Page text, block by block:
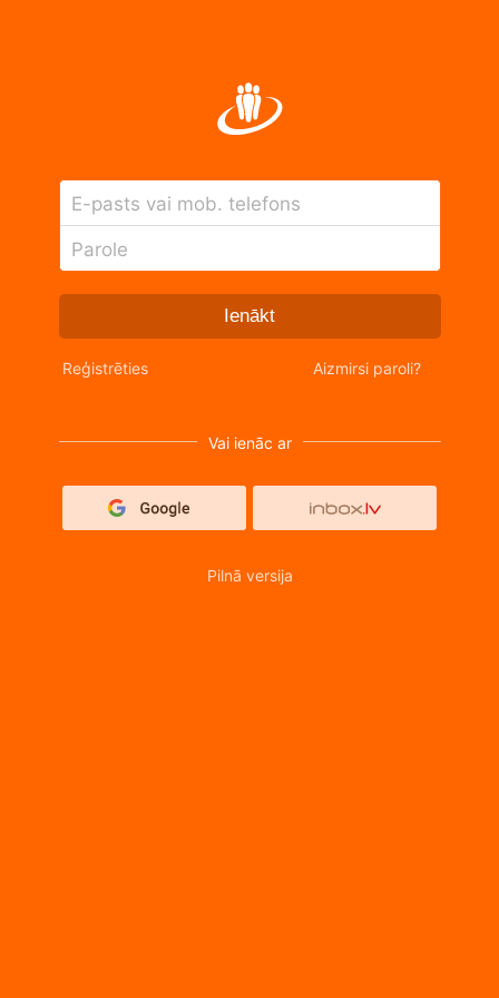
E-pasts vai mob. telefons
Parole
Ienākt
Reģistrēties Aizmirsi paroli?
Vai ienāc ar
Pilnā versija